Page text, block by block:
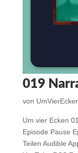
019
von
Um vier Ecken
Episode Pause
Teilen Audible